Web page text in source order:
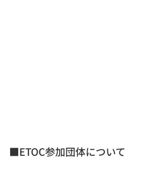
■ETOC参加団体について